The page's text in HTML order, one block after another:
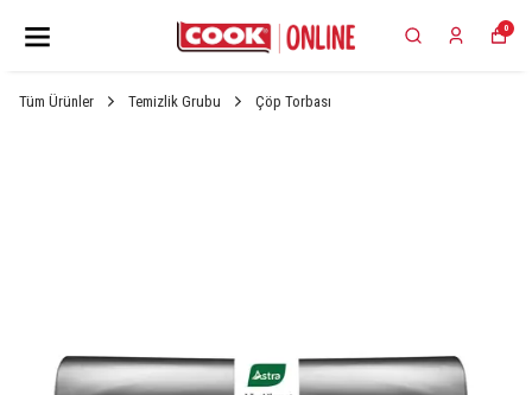
0
Tüm Ürünler Temizlik Grubu Çöp Torbası